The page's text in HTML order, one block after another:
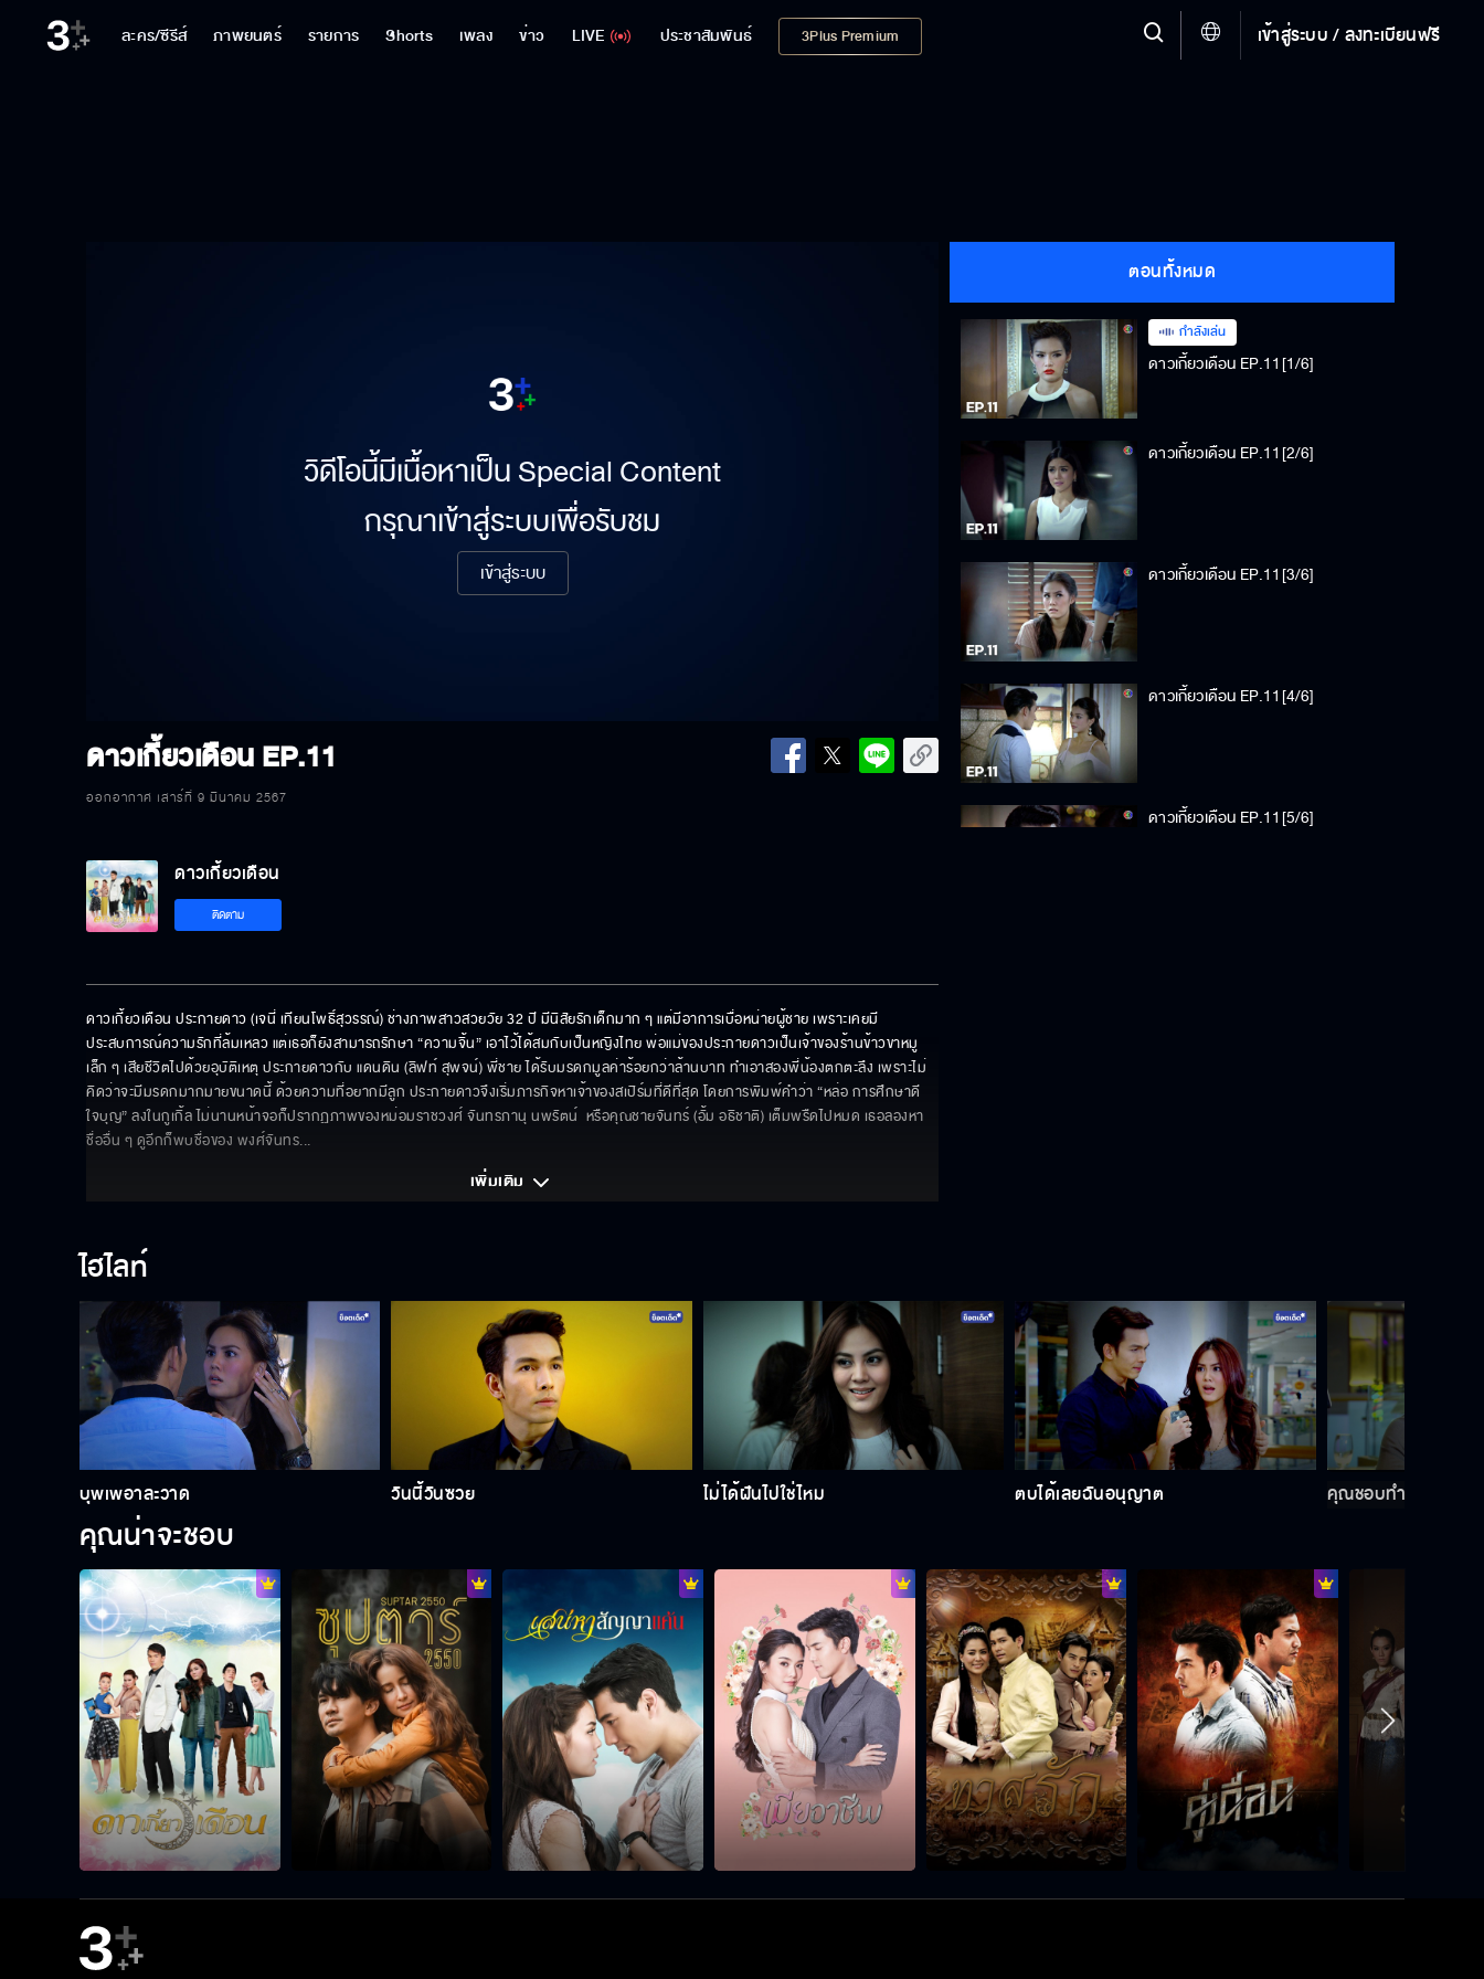
ละคร/ซีรีส์ ภาพยนตร์ รายการ Shorts เพลง ข่าว LIVE ประชาสัมพันธ์ 3Plus Premium เข้าสู่ระบบ / ลงทะเบียนฟรี
วิดีโอนี้มีเนื้อหาเป็น Special Content
กรุณาเข้าสู่ระบบเพื่อรับชม
เข้าสู่ระบบ
ดาวเกี้ยวเดือนEP.11
ออกอากาศ เสาร์ที่ 9 มีนาคม 2567
ตอนทั้งหมด
กำลังเล่น
ดาวเกี้ยวเดือน EP.11[1/6]
ดาวเกี้ยวเดือน EP.11[2/6]
ดาวเกี้ยวเดือน EP.11[3/6]
ดาวเกี้ยวเดือน EP.11[4/6]
ดาวเกี้ยวเดือน EP.11[5/6]
ดาวเกี้ยวเดือน
ติดตาม
ดาวเกี้ยวเดือน ประกายดาว (เจนี่ เทียนโพธิ์สุวรรณ์) ช่างภาพสาวสวยวัย 32 ปี มีนิสัยรักเด็กมาก ๆ แต่มีอาการเบื่อหน่ายผู้ชาย เพราะเคยมี
ประสบการณ์ความรักที่ล้มเหลว แต่เธอก็ยังสามารถรักษา “ความจิ้น” เอาไว้ได้สมกับเป็นหญิงไทย พ่อแม่ของประกายดาวเป็นเจ้าของร้านข้าวขาหมู
เล็ก ๆ เสียชีวิตไปด้วยอุบัติเหตุ ประกายดาวกับ แดนดิน (ลิฟท์ สุพจน์) พี่ชาย ได้รับมรดกมูลค่าร้อยกว่าล้านบาท ทำเอาสองพี่น้องตกตะลึง เพราะไม่
คิดว่าจะมีมรดกมากมายขนาดนี้ ด้วยความที่อยากมีลูก ประกายดาวจึงเริ่มภารกิจหาเจ้าของสเปิร์มที่ดีที่สุด โดยการพิมพ์คำว่า “หล่อ การศึกษาดี
ใจบุญ” ลงในกูเกิ้ล ไม่นานหน้าจอก็ปรากฏภาพของหม่อมราชวงศ์ จันทรภานุ นพรัตน์  หรือคุณชายจันทร์ (อั้ม อธิชาติ) เต็มพรืดไปหมด เธอลองหา
ชื่ออื่น ๆ ดูอีกก็พบชื่อของ พงศ์จันทร...
เพิ่มเติม
ไฮไลท์
บุพเพอาละวาด วันนี้วันซวย ไม่ได้ฝันไปใช่ไหม ตบได้เลยฉันอนุญาต คุณชอบทำให้ผมซวย
คุณน่าจะชอบ